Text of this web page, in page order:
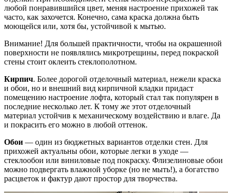
любой понравившийся цвет, меняя настроение прихожей так
часто, как захочется. Конечно, сама краска должна быть
моющейся или, хотя бы, устойчивой к мытью.
Внимание! Для большей практичности, чтобы на окрашенной
поверхности не появлялись микротрещины, перед покраской
стены стоит оклеить стеклополотном.
Кирпич. Более дорогой отделочный материал, нежели краска
и обои, но и внешний вид кирпичной кладки придаст
помещению настроение лофта, который стал так популярен в
последние несколько лет. К тому же этот отделочный
материал устойчив к механическому воздействию и влаге. Да
и покрасить его можно в любой оттенок.
Обои — один из бюджетных вариантов отделки стен. Для
прихожей актуальны обои, которые легки в уходе —
стеклообои или виниловые под покраску. Флизелиновые обои
можно подвергать влажной уборке (но не мыть!), а богатство
расцветок и фактур дают простор для творчества.